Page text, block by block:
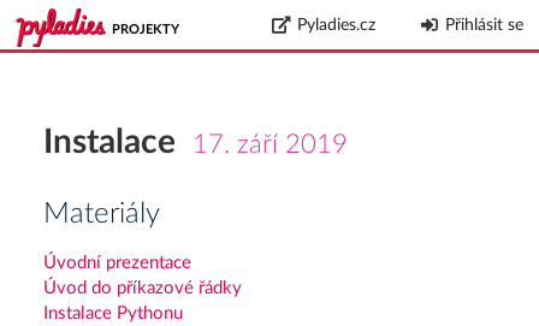
PROJEKTY Pyladies.cz Přihlásit se
Instalace 17. září 2019
Materiály
Úvodní prezentace
Úvod do příkazové řádky
Instalace Pythonu